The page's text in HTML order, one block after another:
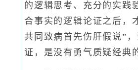
的逻辑思考、充分的实践
合事实的逻辑论证之后，
共同致病首先伤肝假说”
证，是没有勇气质疑经典